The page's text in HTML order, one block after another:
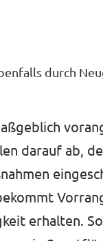
durch
darauf ab,
erhalten.